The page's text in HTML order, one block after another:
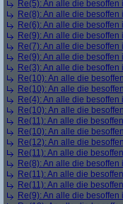
Re(5): An alle die besoffen
Re(8): An alle die besoffen
Re(6): An alle die besoffen
Re(9): An alle die besoffen
Re(7): An alle die besoffen
Re(9): An alle die besoffen
Re(3): An alle die besoffen
Re(10): An alle die
Re(10): An alle die
Re(4): An alle die besoffen
Re(10): An alle die
Re(11): An alle die
Re(10): An alle die
Re(12): An alle die
Re(11): An alle die
Re(8): An alle die besoffen
Re(11): An alle die
Re(11): An alle die
Re(9): An alle die besoffen